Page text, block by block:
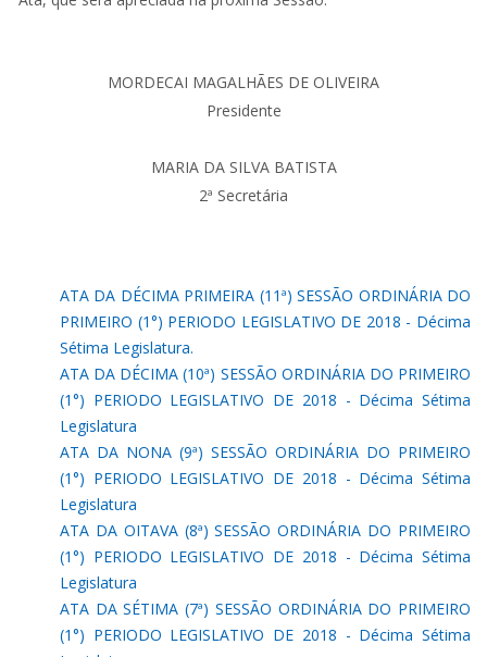
MORDECAI MAGALHÃES DE OLIVEIRA
Presidente
MARIA DA SILVA BATISTA
2ª Secretária
ATA DA DÉCIMA PRIMEIRA (11ª) SESSÃO ORDINÁRIA DO
PRIMEIRO (1°) PERIODO LEGISLATIVO DE 2018 - Décima
Sétima Legislatura.
ATA DA DÉCIMA (10ª) SESSÃO ORDINÁRIA DO PRIMEIRO
(1°) PERIODO LEGISLATIVO DE 2018 - Décima Sétima
Legislatura
ATA DA NONA (9ª) SESSÃO ORDINÁRIA DO PRIMEIRO
(1°) PERIODO LEGISLATIVO DE 2018 - Décima Sétima
Legislatura
ATA DA OITAVA (8ª) SESSÃO ORDINÁRIA DO PRIMEIRO
(1°) PERIODO LEGISLATIVO DE 2018 - Décima Sétima
Legislatura
ATA DA SÉTIMA (7ª) SESSÃO ORDINÁRIA DO PRIMEIRO
(1°) PERIODO LEGISLATIVO DE 2018 - Décima Sétima